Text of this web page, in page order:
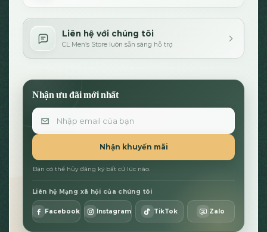
Liên hệ với chúng tôi
CL Men’s Store luôn sẵn sàng hỗ trợ
Nhận ưu đãi mới nhất
Email
Nhận khuyến mãi
Bạn có thể hủy đăng ký bất cứ lúc nào.
Liên hệ Mạng xã hội của chúng tôi
Facebook Instagram TikTok Zalo